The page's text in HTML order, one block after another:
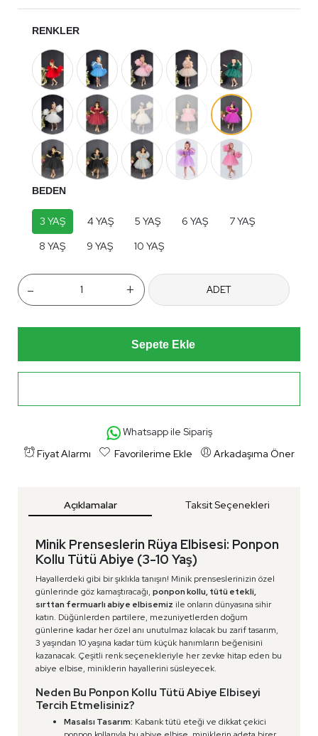
RENKLER
BEDEN
3 YAŞ 4 YAŞ 5 YAŞ 6 YAŞ
7 YAŞ
8 YAŞ
9 YAŞ 10 YAŞ
- + ADET
Sepete Ekle
Whatsapp ile Sipariş
Fiyat Alarmı
Favorilerime Ekle Arkadaşıma Öner
Açıklamalar Taksit Seçenekleri
Minik Prenseslerin Rüya Elbisesi: Ponpon
Kollu Tütü Abiye (3-10 Yaş)
Hayallerdeki gibi bir şıklıkla tanışın! Minik prenseslerinizin özel
günlerinde göz kamaştıracağı,ponpon kollu, tütü etekli,
sırttan fermuarlı abiye elbisemiz ile onların dünyasına sihir
katın. Düğünlerden partilere, mezuniyetlerden doğum
günlerine kadar her özel anı unutulmaz kılacak bu zarif tasarım,
3 yaşından 10 yaşına kadar tüm küçük hanımların beğenisini
kazanacak. Çeşitli renk seçenekleriyle her zevke hitap eden bu
abiye elbise, miniklerin hayallerini süsleyecek.
Neden Bu Ponpon Kollu Tütü Abiye Elbiseyi
Tercih Etmelisiniz?
Masalsı Tasarım: Kabarık tütü eteği ve dikkat çekici